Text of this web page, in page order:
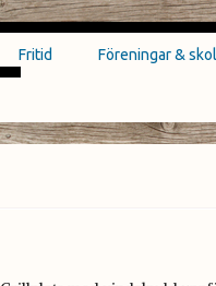
Fritid Föreningar &